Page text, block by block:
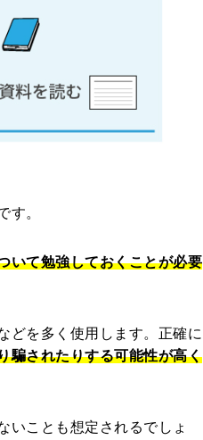
す。
いて勉強しておくことが必要
どを多く使用します。正確に
騙されたりする可能性が高く
いことも想定されるでしょ